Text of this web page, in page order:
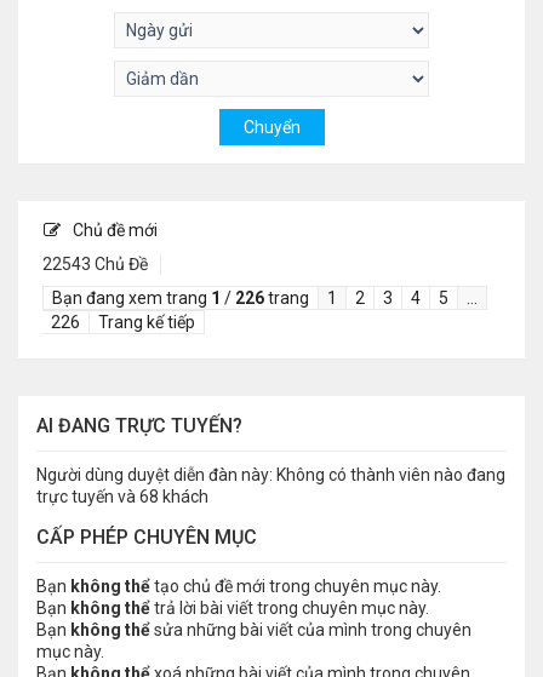
Chủ đề mới
22543 Chủ Đề
Bạn đang xem trang 1 / 226trang 1 2 3 4 5
226
Trang kế tiếp
AI ĐANG TRỰC TUYẾN?
Người dùng duyệt diễn đàn này: Không có thành viên nào đang
trực tuyến và 68 khách
CẤP PHÉP CHUYÊN MỤC
Bạn không thểtạo chủ đề mới trong chuyên mục này.
Bạn không thểtrả lời bài viết trong chuyên mục này.
Bạn không thểsửa những bài viết của mình trong chuyên
mục này.